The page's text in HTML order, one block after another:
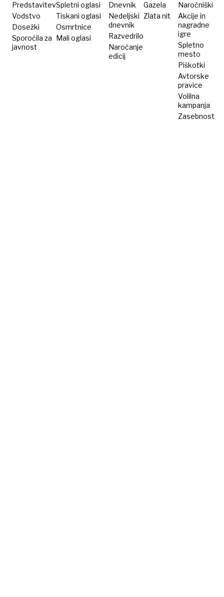
varuje
oglarsko
kopo
z
mladimi
in
iskanju
poti
Predstavitev
Vodstvo
Dosežki
Sporočila za
javnost
Spletni oglasi
Tiskani oglasi
Osmrtnice
Mali oglasi
Dnevnik
Nedeljski
dnevnik
Razvedrilo
Naročanje
edicij
Gazela
Zlata nit
Naročniški
Akcije in
nagradne
igre
Spletno
mesto
Piškotki
Avtorske
pravice
Volilna
kampanja
Zasebnost